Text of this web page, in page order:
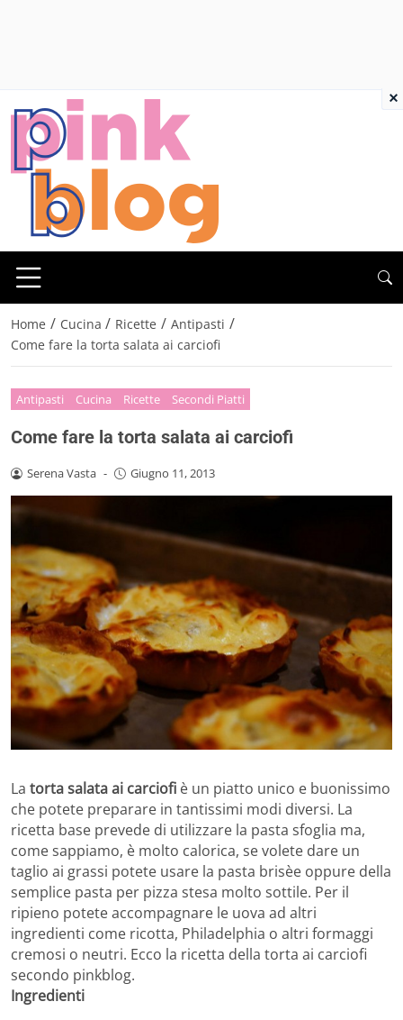
Home / Cucina / Ricette / Antipasti /
Come fare la torta salata ai carciofi
Antipasti Cucina Ricette Secondi Piatti
Come fare la torta salata ai carciofi
Serena Vasta - Giugno 11, 2013
La torta salata ai carciofi è un piatto unico e buonissimo
che potete preparare in tantissimi modi diversi. La
ricetta base prevede di utilizzare la pasta sfoglia ma,
come sappiamo, è molto calorica, se volete dare un
taglio ai grassi potete usare la pasta brisèe oppure della
semplice pasta per pizza stesa molto sottile. Per il
ripieno potete accompagnare le uova ad altri
ingredienti come ricotta, Philadelphia o altri formaggi
cremosi o neutri. Ecco la ricetta della torta ai carciofi
secondo pinkblog.
Ingredienti
×